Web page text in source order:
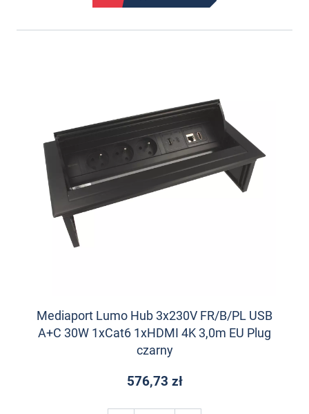
Mediaport Lumo Hub 3x230V FR/B/PL USB
A+C 30W 1xCat6 1xHDMI 4K 3,0m EU Plug
czarny
576,73 zł